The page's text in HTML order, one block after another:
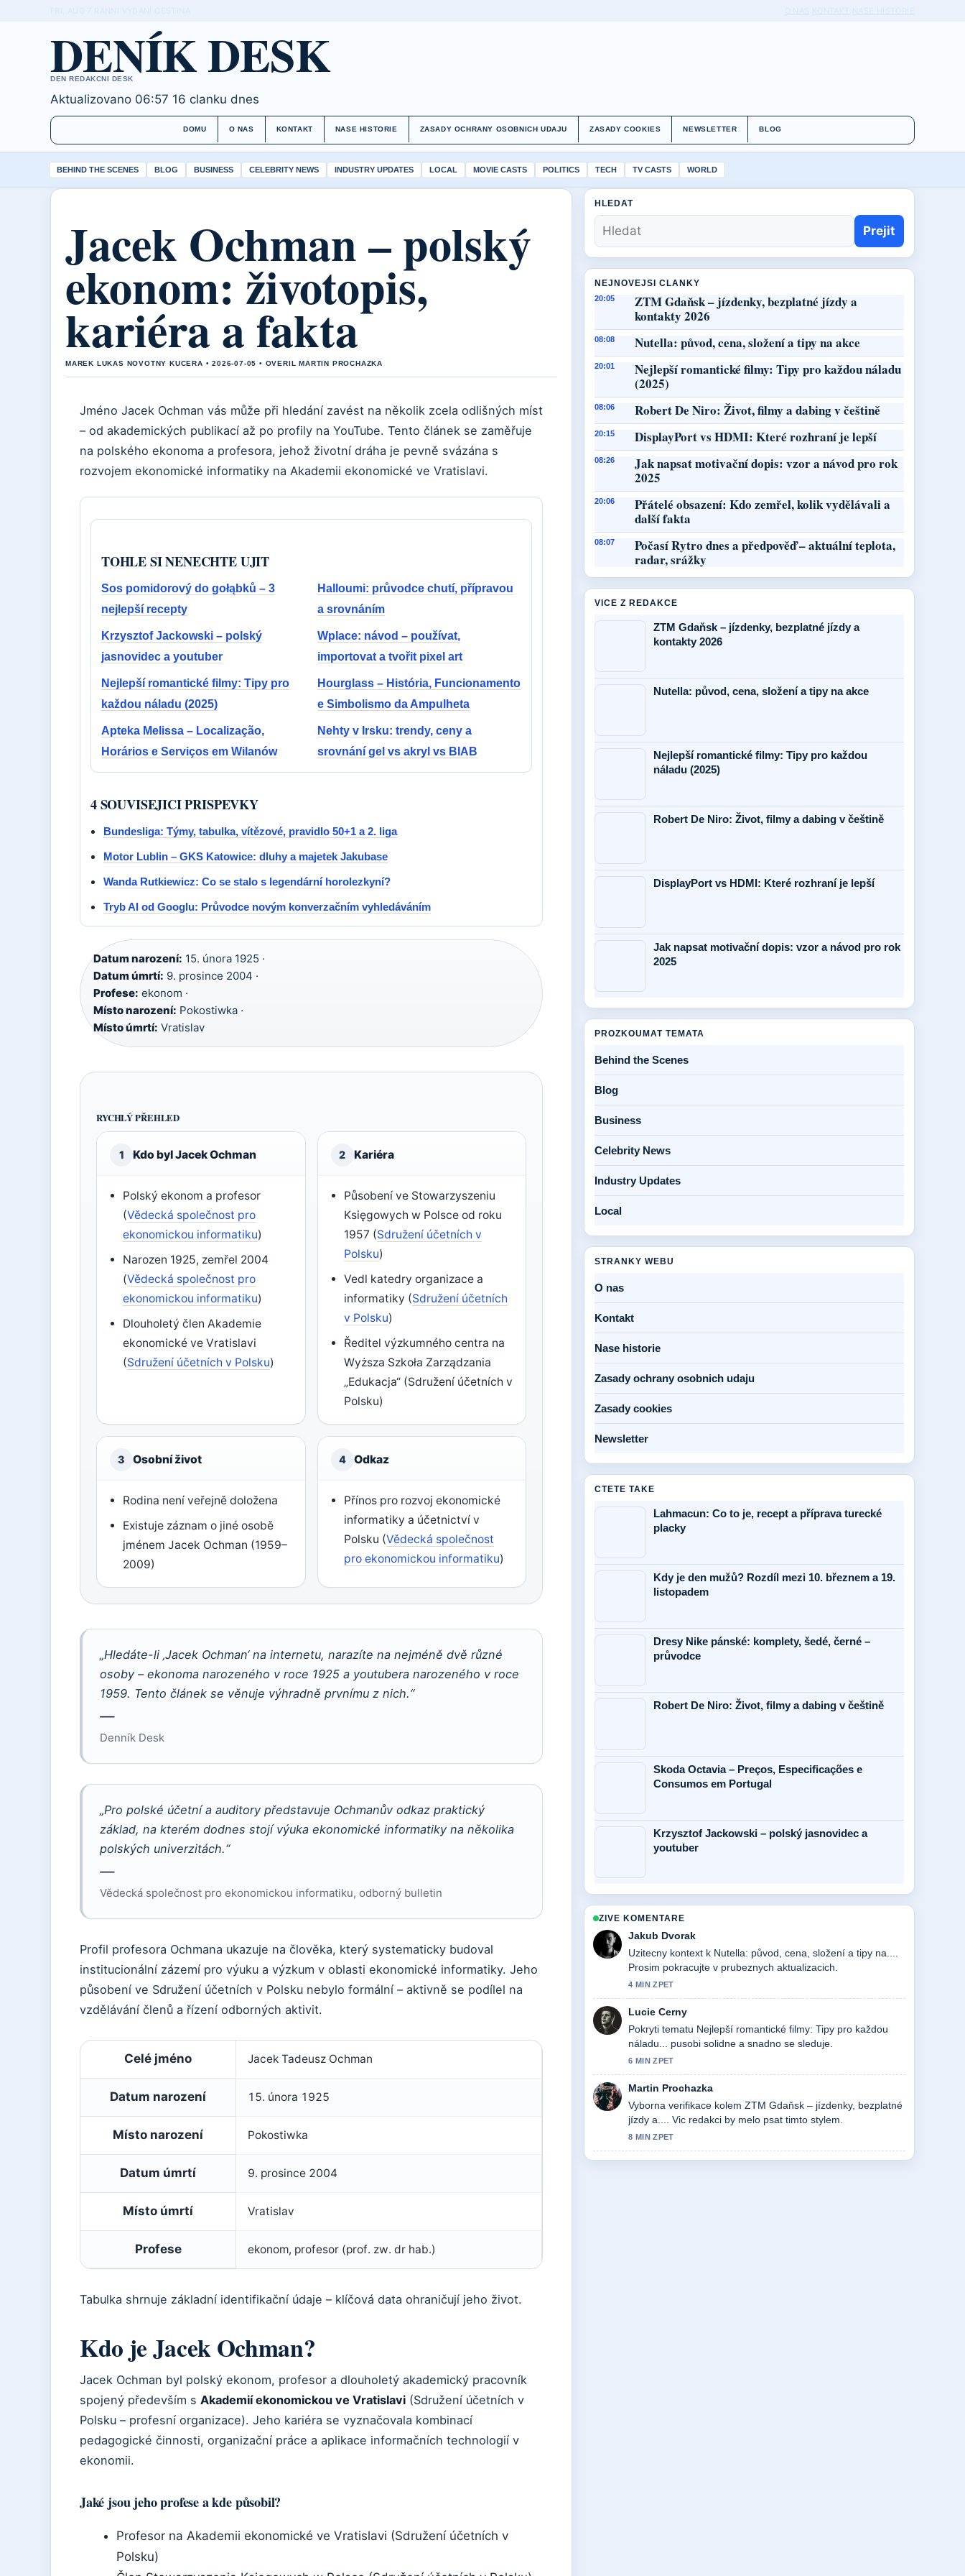
DENÍK DESK
DEN REDAKCNI DESK
Aktualizovano 06:57 16 clanku dnes
DOMU O NAS KONTAKT NASE HISTORIE ZASADY OCHRANY OSOBNICH UDAJU ZASADY COOKIES NEWSLETTER BLOG
BEHIND THE SCENES BLOG BUSINESS CELEBRITY NEWS INDUSTRY UPDATES LOCAL MOVIE CASTS POLITICS TECH TV CASTS WORLD
Jacek Ochman – polský
ekonom: životopis,
kariéra a fakta
MAREK LUKAS NOVOTNY KUCERA • 2026-07-05 • OVERIL MARTIN PROCHAZKA
Jméno Jacek Ochman vás může při hledání zavést na několik zcela odlišných míst
– od akademických publikací až po profily na YouTube. Tento článek se zaměřuje
na polského ekonoma a profesora, jehož životní dráha je pevně svázána s
rozvojem ekonomické informatiky na Akademii ekonomické ve Vratislavi.
TOHLE SI NENECHTE UJIT
Sos pomidorový do gołąbků – 3
nejlepší recepty
Halloumi: průvodce chutí, přípravou
a srovnáním
Krzysztof Jackowski – polský
jasnovidec a youtuber
Wplace: návod – používat,
importovat a tvořit pixel art
Nejlepší romantické filmy: Tipy pro
každou náladu (2025)
Hourglass – História, Funcionamento
e Simbolismo da Ampulheta
Apteka Melissa – Localização,
Horários e Serviços em Wilanów
Nehty v Irsku: trendy, ceny a
srovnání gel vs akryl vs BIAB
4 SOUVISEJICI PRISPEVKY
Bundesliga: Týmy, tabulka, vítězové, pravidlo 50+1 a 2. liga
Motor Lublin – GKS Katowice: dluhy a majetek Jakubase
Wanda Rutkiewicz: Co se stalo s legendární horolezkyní?
Tryb AI od Googlu: Průvodce novým konverzačním vyhledáváním
Datum narození: 15. února 1925 ·
Datum úmrtí: 9. prosince 2004 ·
Profese: ekonom ·
Místo narození: Pokostiwka ·
Místo úmrtí: Vratislav
RYCHLÝ PŘEHLED
1 Kdo byl Jacek Ochman
Polský ekonom a profesor
(Vědecká společnost pro
ekonomickou informatiku)
Narozen 1925, zemřel 2004
(Vědecká společnost pro
ekonomickou informatiku)
Dlouholetý člen Akademie
ekonomické ve Vratislavi
(Sdružení účetních v Polsku)
2 Kariéra
Působení ve Stowarzyszeniu
Księgowych w Polsce od roku
1957 (Sdružení účetních v
Polsku)
Vedl katedry organizace a
informatiky (Sdružení účetních
v Polsku)
Ředitel výzkumného centra na
Wyższa Szkoła Zarządzania
„Edukacja“ (Sdružení účetních v
Polsku)
3 Osobní život
Rodina není veřejně doložena
Existuje záznam o jiné osobě
jménem Jacek Ochman (1959–
2009)
4 Odkaz
Přínos pro rozvoj ekonomické
informatiky a účetnictví v
Polsku (Vědecká společnost
pro ekonomickou informatiku)
„Hledáte-li ‚Jacek Ochman‘ na internetu, narazíte na nejméně dvě různé
osoby – ekonoma narozeného v roce 1925 a youtubera narozeného v roce
1959. Tento článek se věnuje výhradně prvnímu z nich.“
—
Denník Desk
„Pro polské účetní a auditory představuje Ochmanův odkaz praktický
základ, na kterém dodnes stojí výuka ekonomické informatiky na několika
polských univerzitách.“
—
Vědecká společnost pro ekonomickou informatiku, odborný bulletin
Profil profesora Ochmana ukazuje na člověka, který systematicky budoval
institucionální zázemí pro výuku a výzkum v oblasti ekonomické informatiky. Jeho
působení ve Sdružení účetních v Polsku nebylo formální – aktivně se podílel na
vzdělávání členů a řízení odborných aktivit.
Klíčová
Jaceku
Ochmanovi
Celé jméno Jacek Tadeusz Ochman
Datum narození 15. února 1925
Místo narození Pokostiwka
Datum úmrtí 9. prosince 2004
Místo úmrtí Vratislav
Profese ekonom, profesor (prof. zw. dr hab.)
Tabulka shrnuje základní identifikační údaje – klíčová data ohraničují jeho život.
Kdo je Jacek Ochman?
Jacek Ochman byl polský ekonom, profesor a dlouholetý akademický pracovník
spojený především s Akademií ekonomickou ve Vratislavi (Sdružení účetních v
Polsku – profesní organizace). Jeho kariéra se vyznačovala kombinací
pedagogické činnosti, organizační práce a aplikace informačních technologií v
ekonomii.
Jaké jsou jeho profese a kde působil?
Profesor na Akademii ekonomické ve Vratislavi (Sdružení účetních v
Polsku)
HLEDAT
Prejit
NEJNOVEJSI CLANKY
20:05
ZTM Gdaňsk – jízdenky, bezplatné jízdy a
kontakty 2026
08:08 Nutella: původ, cena, složení a tipy na akce
20:01
Nejlepší romantické filmy: Tipy pro každou náladu
(2025)
08:06 Robert De Niro: Život, filmy a dabing v češtině
20:15 DisplayPort vs HDMI: Které rozhraní je lepší
08:26
Jak napsat motivační dopis: vzor a návod pro rok
2025
20:06
Přátelé obsazení: Kdo zemřel, kolik vydělávali a
další fakta
08:07
Počasí Rytro dnes a předpověď – aktuální teplota,
radar, srážky
VICE Z REDAKCE
ZTM Gdaňsk – jízdenky, bezplatné jízdy a
kontakty 2026
Nutella: původ, cena, složení a tipy na akce
Nejlepší romantické filmy: Tipy pro každou
náladu (2025)
Robert De Niro: Život, filmy a dabing v češtině
DisplayPort vs HDMI: Které rozhraní je lepší
Jak napsat motivační dopis: vzor a návod pro rok
2025
PROZKOUMAT TEMATA
Behind the Scenes
Blog
Business
Celebrity News
Industry Updates
Local
STRANKY WEBU
O nas
Kontakt
Nase historie
Zasady ochrany osobnich udaju
Zasady cookies
Newsletter
CTETE TAKE
Lahmacun: Co to je, recept a příprava turecké
placky
Kdy je den mužů? Rozdíl mezi 10. březnem a 19.
listopadem
Dresy Nike pánské: komplety, šedé, černé –
průvodce
Robert De Niro: Život, filmy a dabing v češtině
Skoda Octavia – Preços, Especificações e
Consumos em Portugal
Krzysztof Jackowski – polský jasnovidec a
youtuber
ZIVE KOMENTARE
Jakub Dvorak
Uzitecny kontext k Nutella: původ, cena, složení a tipy na....
Prosim pokracujte v prubeznych aktualizacich.
4 MIN ZPET
Lucie Cerny
Pokryti tematu Nejlepší romantické filmy: Tipy pro každou
náladu... pusobi solidne a snadno se sleduje.
6 MIN ZPET
Martin Prochazka
Vyborna verifikace kolem ZTM Gdaňsk – jízdenky, bezplatné
jízdy a.... Vic redakci by melo psat timto stylem.
8 MIN ZPET